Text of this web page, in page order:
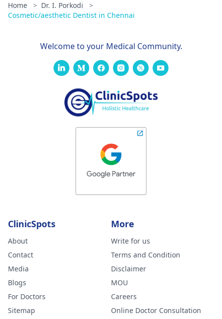
Home > Dr. I. Porkodi
>
Cosmetic/aesthetic Dentist in Chennai
Welcome to your Medical Community.
ClinicSpots
About
Contact
Media
Blogs
For Doctors
Sitemap
More
Write for us
Terms and Condition
Disclaimer
MOU
Careers
Online Doctor Consultation